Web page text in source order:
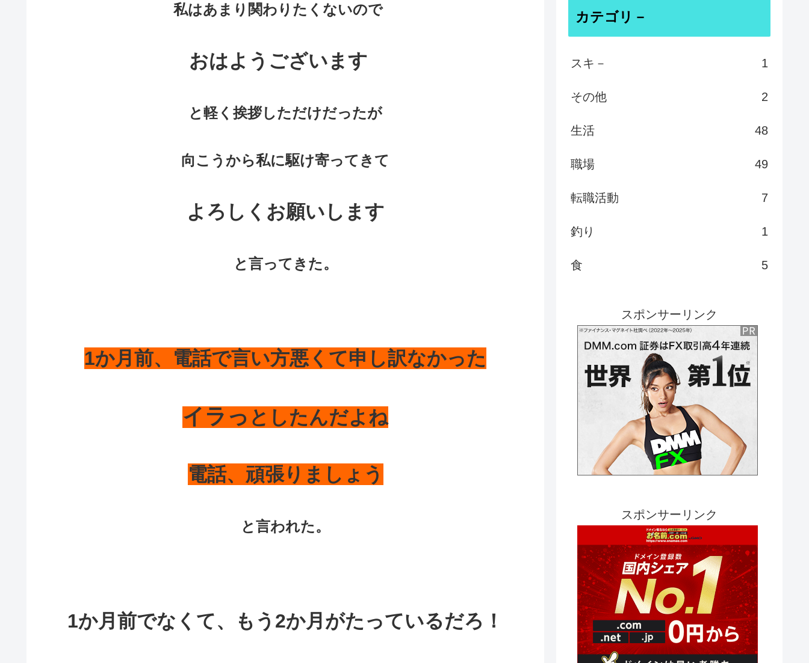
私はあまり関わりたくないので
おはようございます
と軽く 挨拶しただけだったが
向こうから私に駆け寄ってきて
よろしくお願いします
と言ってきた。
1か月前、 電話で言い方悪くて申し訳なかった
イラっ としたんだよね
電話、頑張りましょう
と言われた。
1か月前でなくて、もう2か月がたっているだろ！
カテゴリ－
スキ－ 1
その他 2
生活 48
職場 49
転職活動 7
釣り 1
食 5
スポンサーリンク
スポンサーリンク